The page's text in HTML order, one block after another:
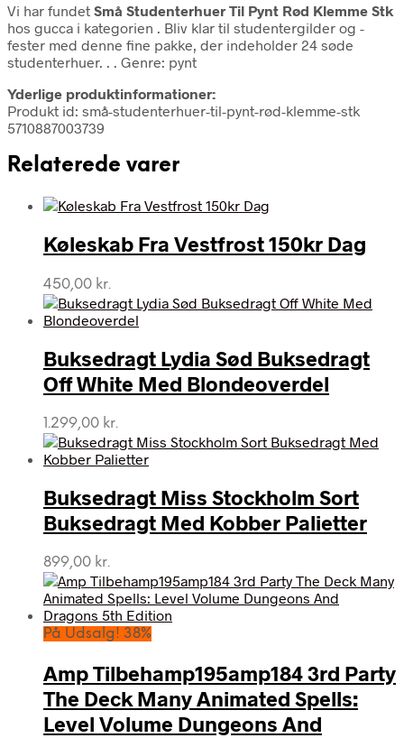
Vi har fundet Små Studenterhuer Til Pynt Rød Klemme Stk
hos gucca i kategorien . Bliv klar til studentergilder og -
fester med denne fine pakke, der indeholder 24 søde
studenterhuer. . . Genre: pynt
Yderlige produktinformationer:
Produkt id: små-studenterhuer-til-pynt-rød-klemme-stk
5710887003739
Relaterede varer
Køleskab Fra Vestfrost 150kr Dag
450,00 kr.
Buksedragt Lydia Sød Buksedragt
Off White Med Blondeoverdel
1.299,00 kr.
Buksedragt Miss Stockholm Sort
Buksedragt Med Kobber Palietter
899,00 kr.
På Udsalg! 38%
Amp Tilbehamp195amp184 3rd Party
The Deck Many Animated Spells:
Level Volume Dungeons And